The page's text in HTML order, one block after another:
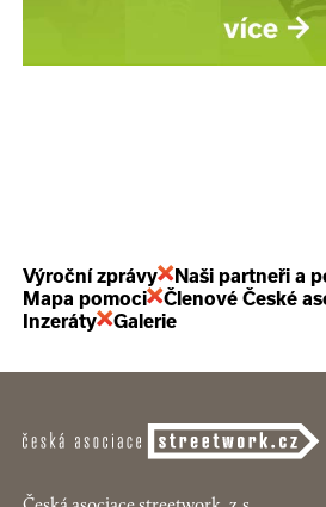
Výroční zprávy
Naši partneři a
Mapa pomoci
Členové České
Inzeráty
Galerie